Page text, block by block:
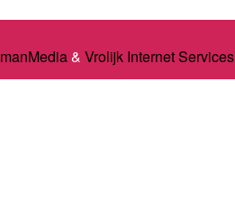
& Vrolijk Internet Services